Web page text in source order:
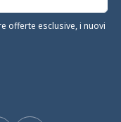
offerte esclusive, i nuovi